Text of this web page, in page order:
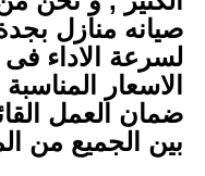
صيانه منازل
لسرعة الاداء فى
الاسعار
ضمان العمل
بين الجميع من